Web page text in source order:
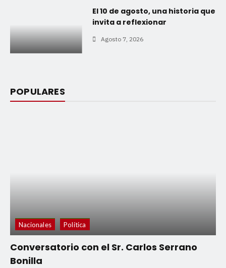
El 10 de agosto, una historia que
invita a reflexionar
Agosto 7, 2026
POPULARES
Nacionales Política
Conversatorio con el Sr. Carlos Serrano
Bonilla